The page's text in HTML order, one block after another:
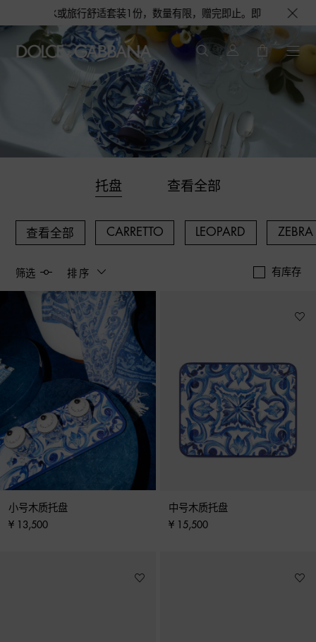
水或旅行舒适套装1份，数量有限，赠完即止。即刻选购，尊享
托盘 查看全部
查看全部 CARRETTO LEOPARD ZEBRA
筛选 排序 有库存
小号木质托盘
¥ 13,500
中号木质托盘
¥ 15,500